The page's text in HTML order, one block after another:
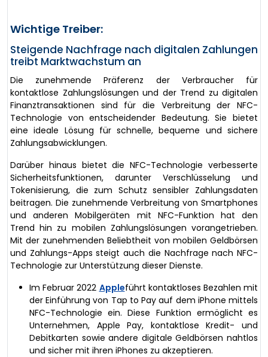
Wichtige Treiber:
Steigende Nachfrage nach digitalen Zahlungen
treibt Marktwachstum an
Die zunehmende Präferenz der Verbraucher für
kontaktlose Zahlungslösungen und der Trend zu digitalen
Finanztransaktionen sind für die Verbreitung der NFC-
Technologie von entscheidender Bedeutung. Sie bietet
eine ideale Lösung für schnelle, bequeme und sichere
Zahlungsabwicklungen.
Darüber hinaus bietet die NFC-Technologie verbesserte
Sicherheitsfunktionen, darunter Verschlüsselung und
Tokenisierung, die zum Schutz sensibler Zahlungsdaten
beitragen. Die zunehmende Verbreitung von Smartphones
und anderen Mobilgeräten mit NFC-Funktion hat den
Trend hin zu mobilen Zahlungslösungen vorangetrieben.
Mit der zunehmenden Beliebtheit von mobilen Geldbörsen
und Zahlungs-Apps steigt auch die Nachfrage nach NFC-
Technologie zur Unterstützung dieser Dienste.
Im Februar 2022 Appleführt kontaktloses Bezahlen mit
der Einführung von Tap to Pay auf dem iPhone mittels
NFC-Technologie ein. Diese Funktion ermöglicht es
Unternehmen, Apple Pay, kontaktlose Kredit- und
Debitkarten sowie andere digitale Geldbörsen nahtlos
und sicher mit ihren iPhones zu akzeptieren.